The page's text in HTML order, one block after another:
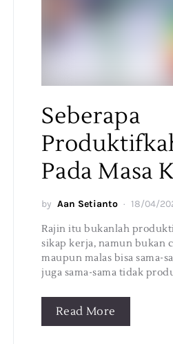
Seberapa
Pada Masa
by Aan Setianto 18/04/
Rajin itu bukanlah
sikap kerja, namun bukan
maupun malas bisa sama-
juga sama-sama tidak
Read More